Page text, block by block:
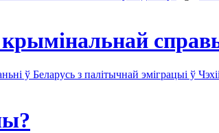
крымінальнай
ў Беларусь з палітычнай эміграцыі ў